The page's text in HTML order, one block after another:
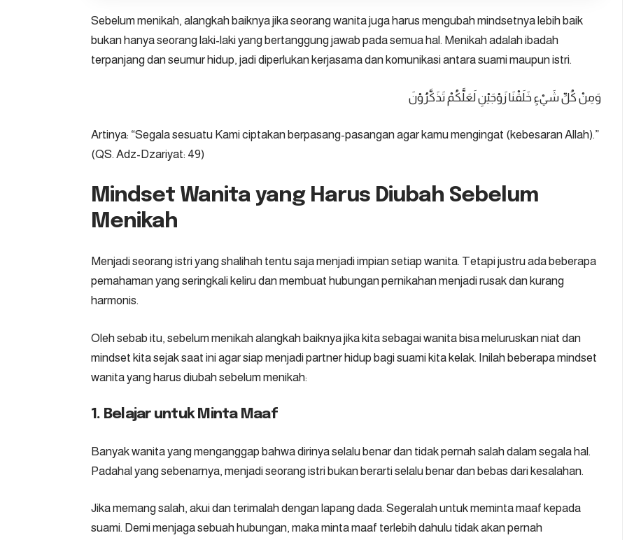
Sebelum menikah, alangkah baiknya jika seorang wanita juga harus mengubah mindsetnya lebih baik
bukan hanya seorang laki-laki yang bertanggung jawab pada semua hal. Menikah adalah ibadah
terpanjang dan seumur hidup, jadi diperlukan kerjasama dan komunikasi antara suami maupun istri.
وَمِنْ كُلِّ شَيْءٍ خَلَقْنَا زَوْجَيْنِ لَعَلَّكُمْ تَذَكَّرُوْنَ
Artinya: “Segala sesuatu Kami ciptakan berpasang-pasangan agar kamu mengingat (kebesaran Allah).”
(QS. Adz-Dzariyat: 49)
Mindset Wanita yang Harus Diubah Sebelum
Menikah
Menjadi seorang istri yang shalihah tentu saja menjadi impian setiap wanita. Tetapi justru ada beberapa
pemahaman yang seringkali keliru dan membuat hubungan pernikahan menjadi rusak dan kurang
harmonis.
Oleh sebab itu, sebelum menikah alangkah baiknya jika kita sebagai wanita bisa meluruskan niat dan
mindset kita sejak saat ini agar siap menjadi partner hidup bagi suami kita kelak. Inilah beberapa mindset
wanita yang harus diubah sebelum menikah:
1. Belajar untuk Minta Maaf
Banyak wanita yang menganggap bahwa dirinya selalu benar dan tidak pernah salah dalam segala hal.
Padahal yang sebenarnya, menjadi seorang istri bukan berarti selalu benar dan bebas dari kesalahan.
Jika memang salah, akui dan terimalah dengan lapang dada. Segeralah untuk meminta maaf kepada
suami. Demi menjaga sebuah hubungan, maka minta maaf terlebih dahulu tidak akan pernah